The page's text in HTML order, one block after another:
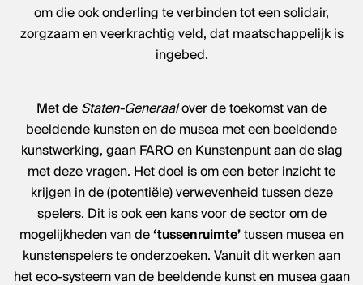
Het kantoor van Kunstenpunt vind je
in de Ravensteingalerij vlak naast
het Centraal Station in Brussel.
om die ook onderling te verbinden tot een solidair,
zorgzaam en veerkrachtig veld, dat maatschappelijk is
ingebed.
Met de Staten-Generaalover de toekomst van de
beeldende kunsten en de musea met een beeldende
kunstwerking, gaan FARO en Kunstenpunt aan de slag
met deze vragen. Het doel is om een beter inzicht te
krijgen in de (potentiële) verwevenheid tussen deze
spelers. Dit is ook een kans voor de sector om de
mogelijkheden van de ‘tussenruimte’ tussen musea en
kunstenspelers te onderzoeken. Vanuit dit werken aan
het eco-systeem van de beeldende kunst en musea gaan